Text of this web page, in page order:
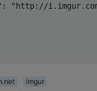
:
"http://
imgur